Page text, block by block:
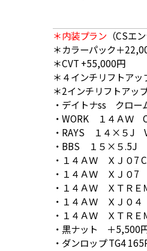
＊内装プラン （CSエ
＊カラーパック＋
＊CVT +55,000円
＊４インチリフトア
＊2インチリフトア
・デイトナss クロ
・WORK １４Ａ
・RAYS １４×５J
・BBS １５×５.5J
・１４ＡＷ ＸＪ０7
・１４ＡＷ Ｘ
・１４ＡＷ ＸＴＲ
・１４ＡＷ Ｘ
・１４ＡＷ ＸＴＲ
・黒ナット ＋5,500
・ダンロップ TG4